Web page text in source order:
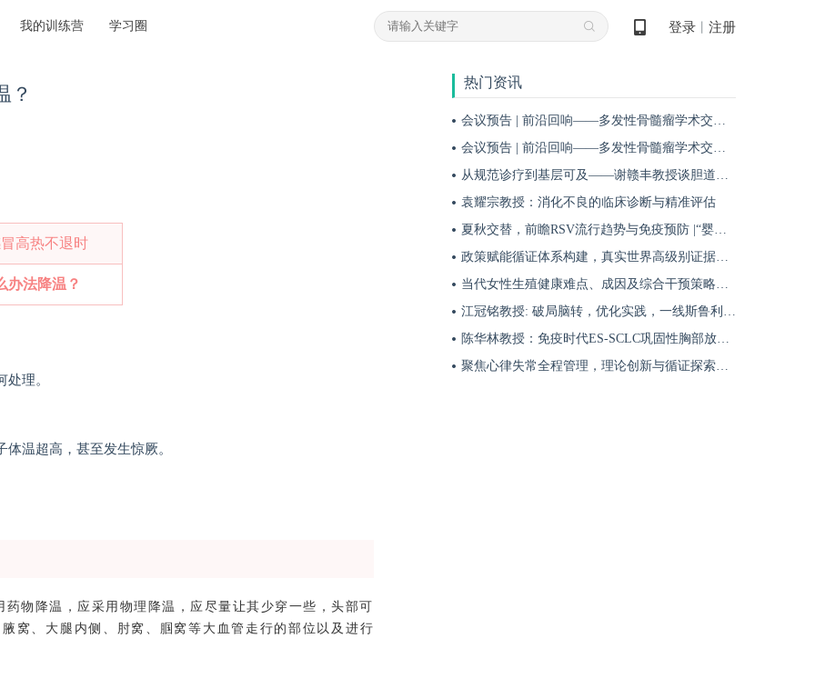
我的训练营 学习圈 登录 注册
？
高热不退时
办法降温？
理。
温超高，甚至发生惊厥。
物降温，应采用物理降温，应尽量让其少穿一些，头部可
窝、大腿内侧、肘窝、腘窝等大血管走行的部位以及进行
热门资讯
会议预告 | 前沿回响——多发性骨髓瘤学术交流会第十九期即将启幕！
会议预告 | 前沿回响——多发性骨髓瘤学术交流会第十八期即将启幕！
从规范诊疗到基层可及——谢赣丰教授谈胆道肿瘤防治的本土化实践之路
袁耀宗教授：消化不良的临床诊断与精准评估
夏秋交替，前瞻RSV流行趋势与免疫预防 |“婴儿RSV预防圆桌派”专题访谈
政策赋能循证体系构建，真实世界高级别证据夯实斯鲁利单抗一线治疗广泛期小细胞肺癌临床地位
当代女性生殖健康难点、成因及综合干预策略——魏晗
江冠铭教授: 破局脑转，优化实践，一线斯鲁利单抗联合化疗为小细胞肺癌脑转移患者带来颅内与全身双重获益
陈华林教授：免疫时代ES-SCLC巩固性胸部放疗再添真实世界循证依据——cTRT可独立改善患者生存获益
聚焦心律失常全程管理，理论创新与循证探索共筑诊疗新格局